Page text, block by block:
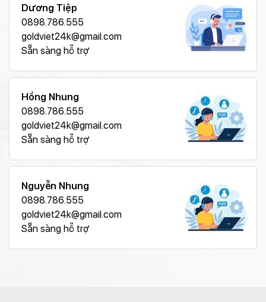
Dương Tiệp
0898.786.555
goldviet24k@gmail.com
Sẵn sàng hỗ trợ
Hồng Nhung
0898.786.555
goldviet24k@gmail.com
Sẵn sàng hỗ trợ
Nguyễn Nhung
0898.786.555
goldviet24k@gmail.com
Sẵn sàng hỗ trợ